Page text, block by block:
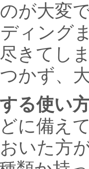
が大変
ィング
きてし
かず、
る使い
に備え
いた方